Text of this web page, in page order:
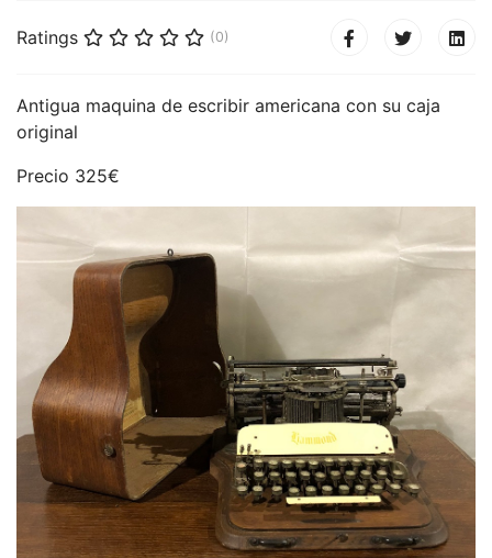
Ratings (0)
Antigua maquina de escribir americana con su caja
original
Precio 325€